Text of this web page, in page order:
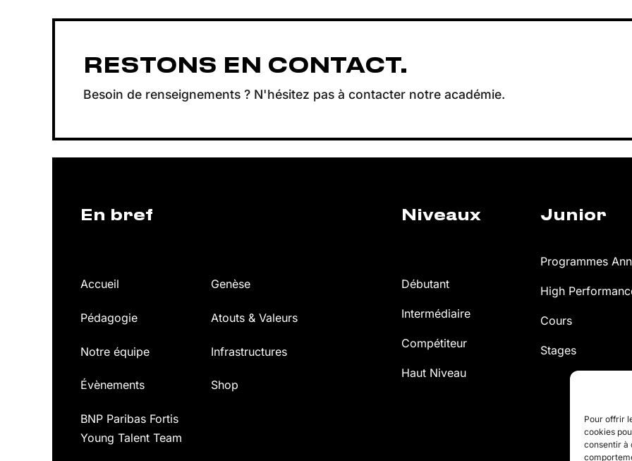
Pour offrir
cookies
consentir à
RESTONS EN CONTACT.
Besoin de renseignements ? N'hésitez pas à contacter notre académie.
En bref
Accueil Genèse
Pédagogie Atouts & Valeurs
Notre équipe Infrastructures
Évènements Shop
BNP Paribas Fortis
Young Talent Team
Niveaux
Débutant
Intermédiaire
Compétiteur
Haut Niveau
Junior
Programmes
High
Cours
Stages